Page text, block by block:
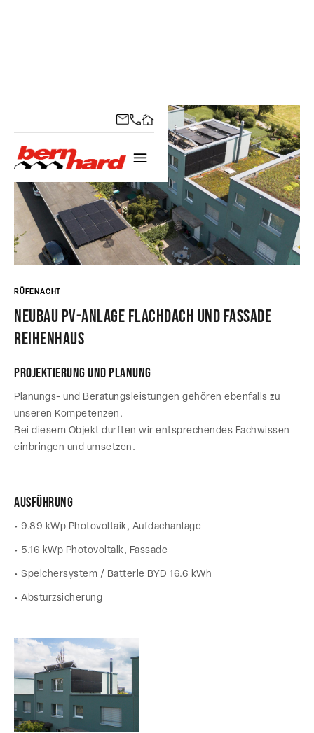
RÜFENACHT
Neubau PV-Anlage Flachdach und Fassade
Reihenhaus
Projektierung und Planung
Planungs- und Beratungsleistungen gehören ebenfalls zu
unseren Kompetenzen.
Bei diesem Objekt durften wir entsprechendes Fachwissen
einbringen und umsetzen.
Ausführung
• 9.89 kWp Photovoltaik, Aufdachanlage
• 5.16 kWp Photovoltaik, Fassade
• Speichersystem / Batterie BYD 16.6 kWh
• Absturzsicherung